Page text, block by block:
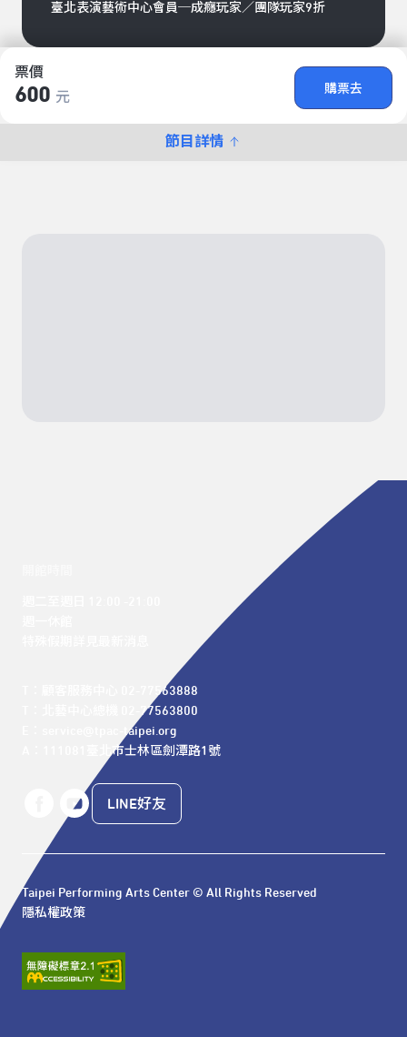
票價
600 元
購票去
節目詳情
臺北表演藝術中心會員─成癮玩家／團隊玩家9折
T：顧客服務中心 02-77563888
T：北藝中心總機 02-77563800
E：service@tpac-taipei.org
A：111081臺北市士林區劍潭路1號
LINE好友
Taipei Performing Arts Center © All Rights Reserved
隱私權政策